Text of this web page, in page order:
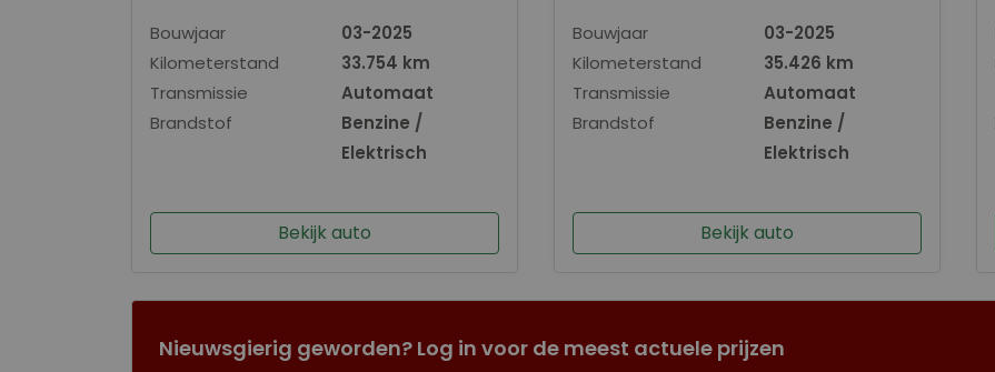
Bouwjaar
03-2025
Kilometerstand
33.754 km
Transmissie
Automaat
Brandstof
Benzine /
Elektrisch
Bekijk auto
Bouwjaar
03-2025
Kilometerstand
35.426 km
Transmissie
Automaat
Brandstof
Benzine /
Elektrisch
Bekijk auto
Nieuwsgierig geworden? Log in voor de meest actuele prijzen